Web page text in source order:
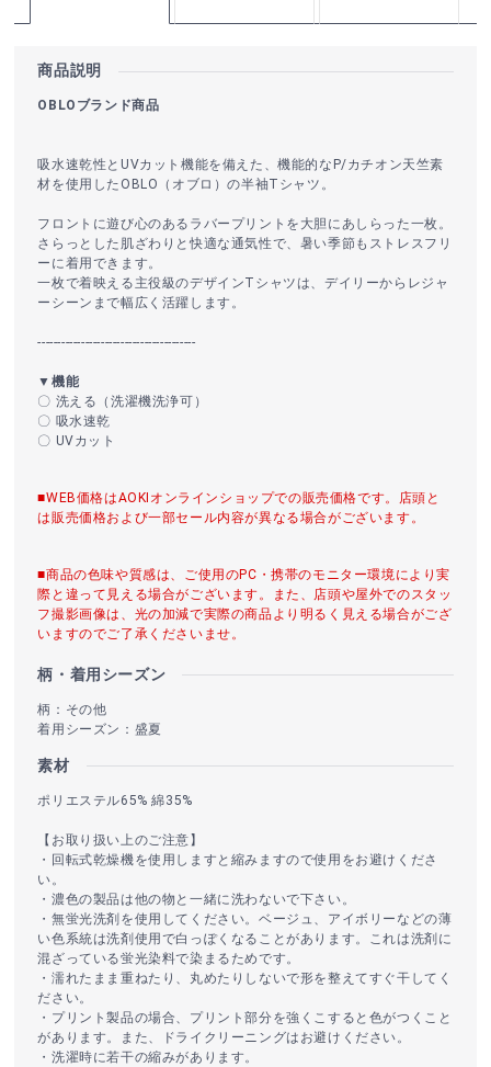
商品説明
OBLOブランド商品
吸水速乾性とUVカット機能を備えた、機能的なP/カチオン天竺素
材を使用したOBLO（オブロ）の半袖Tシャツ。
フロントに遊び心のあるラバープリントを大胆にあしらった一枚。
さらっとした肌ざわりと快適な通気性で、暑い季節もストレスフリ
ーに着用できます。
一枚で着映える主役級のデザインTシャツは、デイリーからレジャ
ーシーンまで幅広く活躍します。
----------------------------------------
▼機能
〇 洗える（洗濯機洗浄可）
〇 吸水速乾
〇 UVカット
■WEB価格はAOKIオンラインショップでの販売価格です。店頭と
は販売価格および一部セール内容が異なる場合がございます。
■商品の色味や質感は、ご使用のPC・携帯のモニター環境により実
際と違って見える場合がございます。また、店頭や屋外でのスタッ
フ撮影画像は、光の加減で実際の商品より明るく見える場合がござ
いますのでご了承くださいませ。
柄・着用シーズン
柄：その他
着用シーズン：盛夏
素材
ポリエステル65% 綿35%
【お取り扱い上のご注意】
・回転式乾燥機を使用しますと縮みますので使用をお避けくださ
い。
・濃色の製品は他の物と一緒に洗わないで下さい。
・無蛍光洗剤を使用してください。ベージュ、アイボリーなどの薄
い色系統は洗剤使用で白っぽくなることがあります。これは洗剤に
混ざっている蛍光染料で染まるためです。
・濡れたまま重ねたり、丸めたりしないで形を整えてすぐ干してく
ださい。
・プリント製品の場合、プリント部分を強くこすると色がつくこと
があります。また、ドライクリーニングはお避けください。
・洗濯時に若干の縮みがあります。